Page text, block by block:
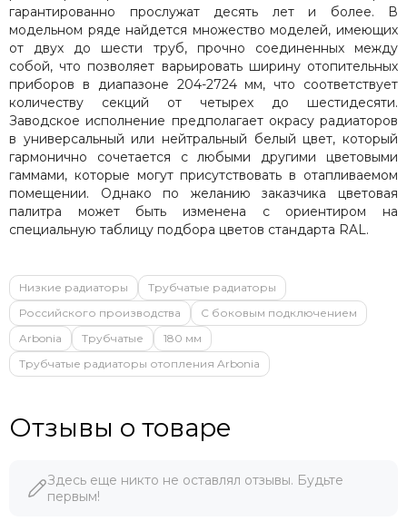
гарантированно прослужат десять лет и более. В
модельном ряде найдется множество моделей, имеющих
от двух до шести труб, прочно соединенных между
собой, что позволяет варьировать ширину отопительных
приборов в диапазоне 204-2724 мм, что соответствует
количеству секций от четырех до шестидесяти.
Заводское исполнение предполагает окрасу радиаторов
в универсальный или нейтральный белый цвет, который
гармонично сочетается с любыми другими цветовыми
гаммами, которые могут присутствовать в отапливаемом
помещении. Однако по желанию заказчика цветовая
палитра может быть изменена с ориентиром на
специальную таблицу подбора цветов стандарта RAL.
Низкие радиаторы
Трубчатые радиаторы
Российского производства
С боковым подключением
Arbonia
Трубчатые
180 мм
Трубчатые радиаторы отопления Arbonia
Отзывы о товаре
Здесь еще никто не оставлял отзывы. Будьте
первым!